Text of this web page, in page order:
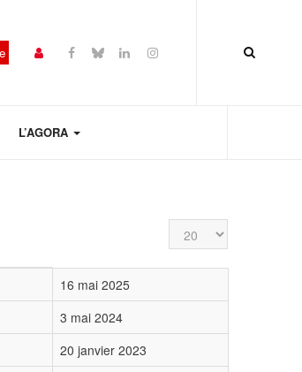
L’AGORA
Affichage #
16 mai 2025
3 mai 2024
20 janvier 2023